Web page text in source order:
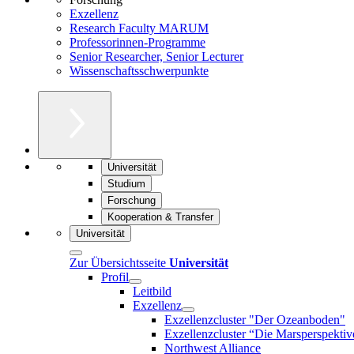
Exzellenz
Research Faculty MARUM
Professorinnen-Programme
Senior Researcher, Senior Lecturer
Wissenschaftsschwerpunkte
Universität
Studium
Forschung
Kooperation & Transfer
Universität
Zur Übersichtsseite Universität
Profil
Leitbild
Exzellenz
Exzellenzcluster "Der Ozeanboden"
Exzellenzcluster “Die
Northwest Alliance